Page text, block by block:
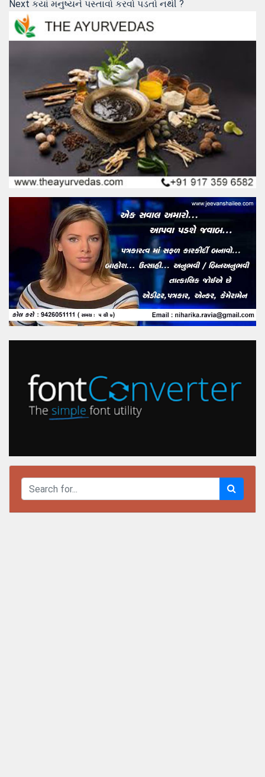
navigation
post:
Next Next
કયાં મનુષ્યને પસ્તાવો કરવો પડતો નથી ?